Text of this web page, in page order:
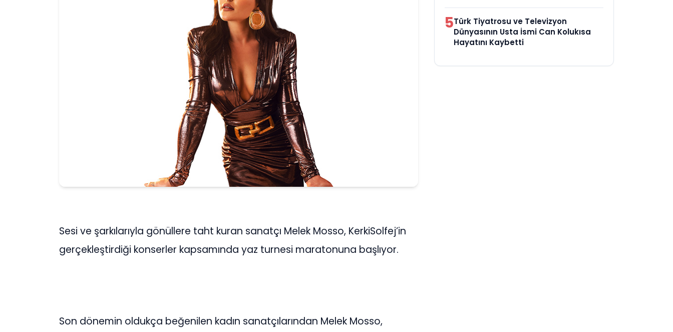
Sesi ve şarkılarıyla gönüllere taht kuran sanatçı Melek Mosso, KerkiSolfej’in
gerçekleştirdiği konserler kapsamında yaz turnesi maratonuna başlıyor.
Son dönemin oldukça beğenilen kadın sanatçılarından Melek Mosso,
5Türk Tiyatrosu ve Televizyon
Dünyasının Usta İsmi Can Kolukısa
Hayatını Kaybetti